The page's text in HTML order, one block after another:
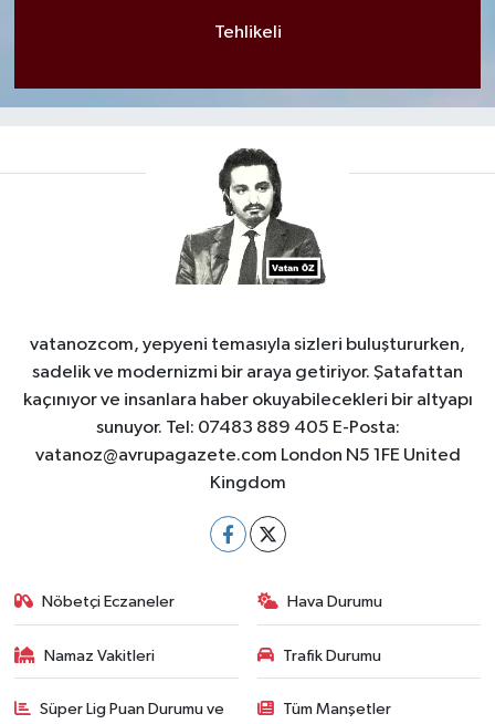
Tehlikeli
vatanozcom, yepyeni temasıyla sizleri buluştururken,
sadelik ve modernizmi bir araya getiriyor. Şatafattan
kaçınıyor ve insanlara haber okuyabilecekleri bir altyapı
sunuyor. Tel: 07483 889 405 E-Posta:
vatanoz@avrupagazete.com London N5 1FE United
Kingdom
Nöbetçi Eczaneler Hava Durumu
Namaz Vakitleri Trafik Durumu
Süper Lig Puan Durumu ve Tüm Manşetler